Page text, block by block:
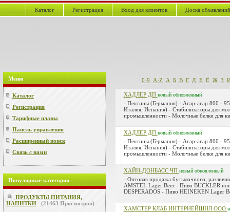
Каталог Регистрация Вход для клиентов Доска объявлений
Меню
Каталог
Регистрация
Тарифные планы
Панель управления
Расширенный поиск
Связь с нами
Популярные категории
ПРОДУКТЫ ПИТАНИЯ,
НАПИТКИ
(21463 Просмотров)
0-9 A-Z А Б В Г Д Е Ё Ж З
ХАДЛЕР ДП новый обновленный
- Пектины (Германия) - Агар-агар 800 -
Италия, Испания) - Стабилизаторы для
промышленности - Молочные белки для
ХАДЛЕР ДП новый обновленный
- Пектины (Германия) - Агар-агар 800 -
Италия, Испания) - Стабилизаторы для
промышленности - Молочные белки для
ХАЙН-ДОНБАСС ЧП новый обновленный
- Оптовая продажа бутылочного,
AMSTEL Lager Beer - Пиво BUCKLER
DESPERADOS - Пиво HEINEKEN Lager
ХАМСТЕР КЛАБ ИНТЕРНЕЙШНЛ ООО